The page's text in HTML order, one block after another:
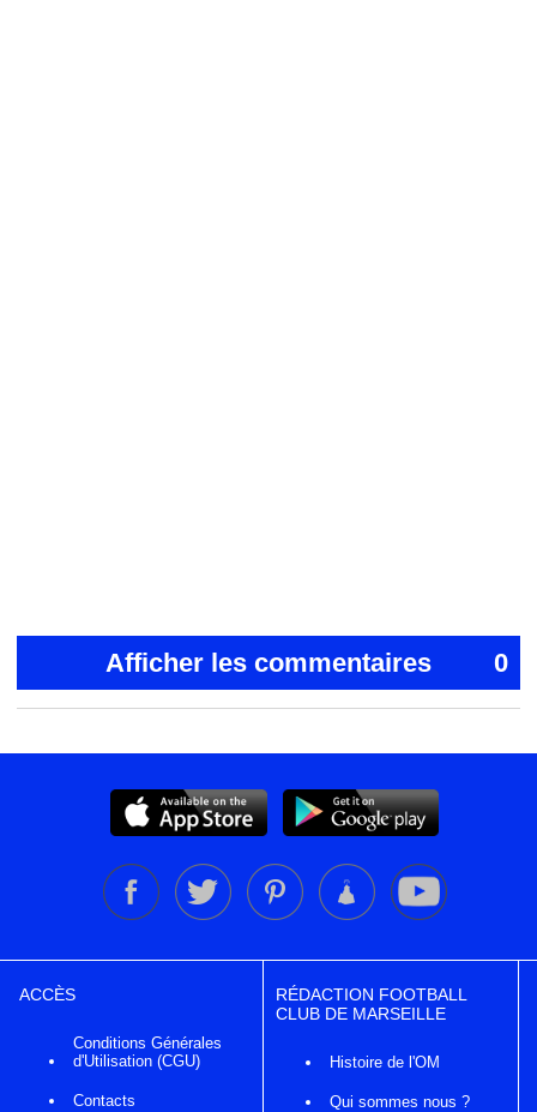
Afficher les commentaires 0
ACCÈS
Conditions Générales
d'Utilisation (CGU)
Contacts
RÉDACTION FOOTBALL
CLUB DE MARSEILLE
Histoire de l'OM
Qui sommes nous ?